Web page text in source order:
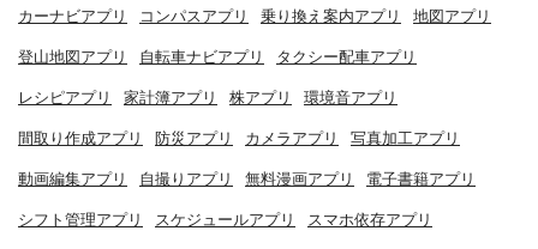
カーナビアプリ コンパスアプリ 乗り換え案内アプリ 地図アプリ
登山地図アプリ 自転車ナビアプリ タクシー配車アプリ
レシピアプリ 家計簿アプリ 株アプリ 環境音アプリ
間取り作成アプリ 防災アプリ カメラアプリ 写真加工アプリ
動画編集アプリ 自撮りアプリ 無料漫画アプリ 電子書籍アプリ
シフト管理アプリ スケジュールアプリ スマホ依存アプリ